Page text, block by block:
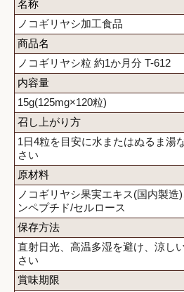
名称
ノコギリヤシ加工食品
商品名
ノコギリヤシ粒 約1か月分 T-612
内容量
15g(125mg×120粒)
召し上がり方
1日4粒を目安に水またはぬるま湯
さい
原材料
ノコギリヤシ果実エキス(国内製
ンペプチド/セルロース
保存方法
直射日光、高温多湿を避け、涼し
さい
賞味期限